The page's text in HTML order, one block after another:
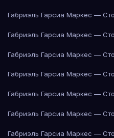
Габриэль Гарсиа Маркес —
Габриэль Гарсиа Маркес —
Габриэль Гарсиа Маркес —
Габриэль Гарсиа Маркес —
Габриэль Гарсиа Маркес —
Габриэль Гарсиа Маркес —
Габриэль Гарсиа Маркес —